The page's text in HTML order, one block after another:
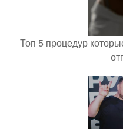
Топ 5 процедур